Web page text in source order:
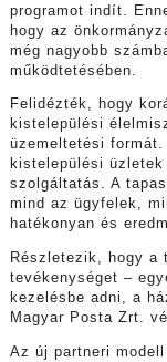
programot indít.
hogy az
még nagyobb
működtetésében.
Felidézték, hogy
kistelepülési
üzemeltetési formát.
kistelepülési
szolgáltatás. A
mind az ügyfelek,
hatékonyan és
Részletezik, hogy a
tevékenységet –
kezelésbe adni, a
Magyar Posta Zrt.
Az új partneri